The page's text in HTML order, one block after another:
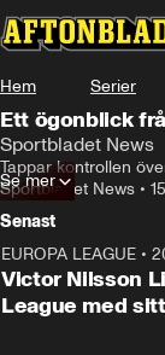
Hem Serier
Ett ögonblick
Sportbladet News
Tappar kontrollen
Sportbladet News •
Se mer
Senast
EUROPA LEAGUE •
Victor Nilsson
League med